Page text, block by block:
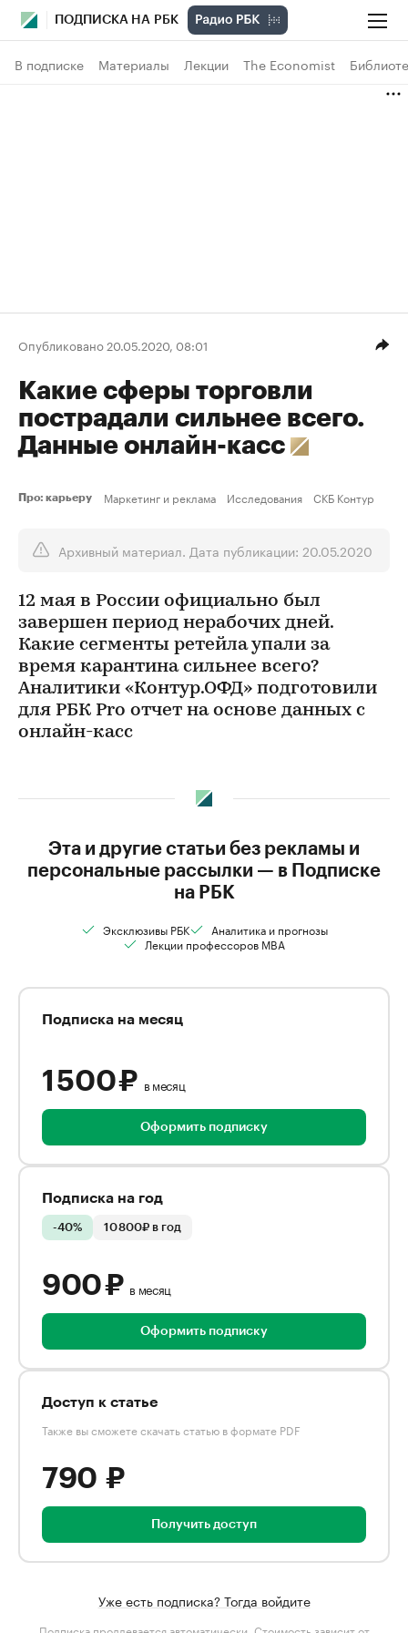
ПОДПИСКА НА РБК
В подписке Материалы Лекции The Economist
Опубликовано 20.05.2020, 08:01
Какие сферы торговли
пострадали сильнее всего.
Данные онлайн-касс
Про: карьеру Маркетинг и реклама Исследования СКБ Контур
Архивный материал. Дата публикации: 20.05.2020
12 мая в России официально был
завершен период нерабочих дней.
Какие сегменты ретейла упали за
время карантина сильнее всего?
Аналитики «Контур.ОФД» подготовили
для РБК Pro отчет на основе данных с
онлайн-касс
Эта и другие статьи без рекламы и
персональные рассылки — в Подписке
на РБК
Эксклюзивы РБК
Аналитика и прогнозы
Лекции профессоров MBA
Подписка на месяц
1 500 ₽ в месяц
Оформить подписку
Подписка на год
-40% 10 800₽ в год
900 ₽ в месяц
Оформить подписку
Доступ к статье
Также вы сможете скачать статью в формате PDF
790 ₽
Получить доступ
Уже есть подписка? Тогда войдите